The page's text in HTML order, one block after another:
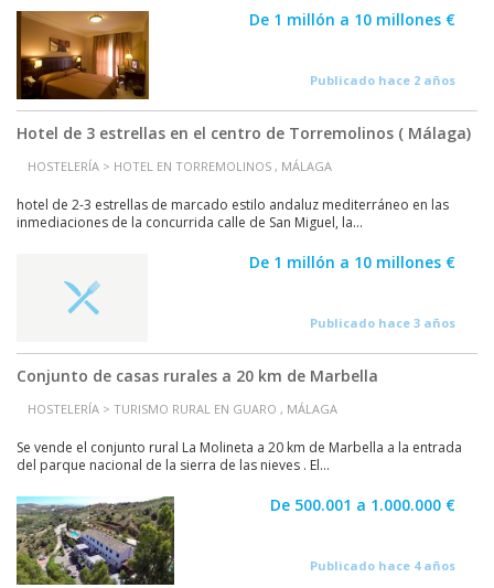
De 1 millón a 10 millones €
Publicado hace 2 años
Hotel de 3 estrellas en el centro de Torremolinos ( Málaga)
HOSTELERÍA > HOTEL EN TORREMOLINOS , MÁLAGA
hotel de 2-3 estrellas de marcado estilo andaluz mediterráneo en las
inmediaciones de la concurrida calle de San Miguel, la...
De 1 millón a 10 millones €
Publicado hace 3 años
Conjunto de casas rurales a 20 km de Marbella
HOSTELERÍA > TURISMO RURAL EN GUARO , MÁLAGA
Se vende el conjunto rural La Molineta a 20 km de Marbella a la entrada
del parque nacional de la sierra de las nieves . El...
De 500.001 a 1.000.000 €
Publicado hace 4 años